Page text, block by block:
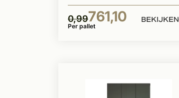
0,99761,10
Per pallet
BEKIJKEN